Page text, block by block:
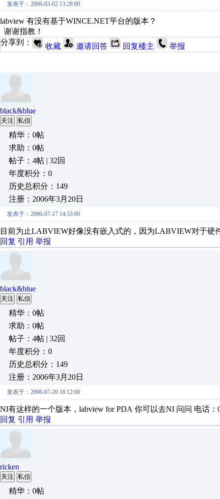
发表于：2006-03-02 13:28:00
labview 有没有基于WINCE.NET平台的版本？
谢谢指教！
分享到：
收藏 邀请回答 回复楼主 举报
black&blue
关注 私信
精华：0帖
求助：0帖
帖子：4帖 | 32回
年度积分：0
历史总积分：149
注册：2006年3月20日
发表于：2006-07-17 14:53:00
目前为止LABVIEW好像没有嵌入式的，因为LABVIEW对于硬
回复 引用 举报
black&blue
关注 私信
精华：0帖
求助：0帖
帖子：4帖 | 32回
年度积分：0
历史总积分：149
注册：2006年3月20日
发表于：2006-07-20 16:12:00
NI有这样的一个版本，labview for PDA 你可以去NI 问问 电话：
回复 引用 举报
ricken
关注 私信
精华：0帖